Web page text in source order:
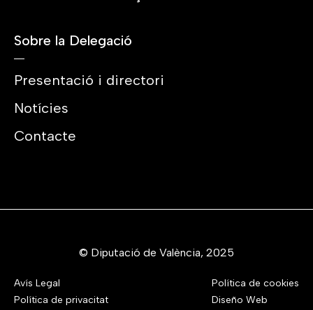
Sobre la Delegació
Presentació i directori
Notícies
Contacte
Avís Legal
Política de privacitat
© Diputació de València, 2025
Política de cookies
Diseño Web